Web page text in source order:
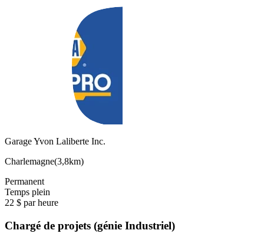
Garage Yvon Laliberte Inc.
Charlemagne(3,8km)
Permanent
Temps plein
22 $ par heure
Chargé de projets (génie Industriel)